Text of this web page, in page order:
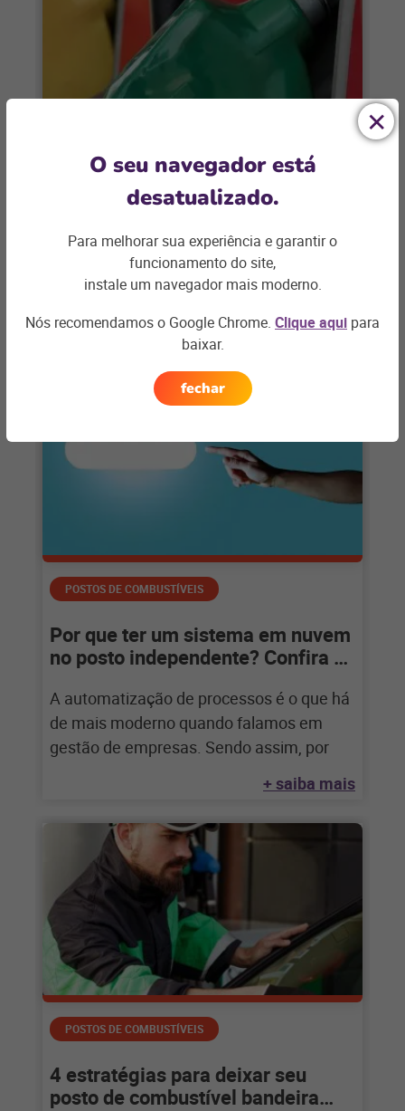
Postos são autorizados a vender
distribuidoras
Medida Provisória 1063/21, assinada pelo
governo federal no dia 11 de agosto de
POSTOS DE COMBUSTÍVEIS
Por que ter um sistema em nuvem
no posto independente? Confira as
A automatização de processos é o que há
de mais moderno quando falamos em
gestão de empresas. Sendo assim, por
+ saiba mais
POSTOS DE COMBUSTÍVEIS
4 estratégias para deixar seu
posto de combustível bandeira
O seu navegador está
desatualizado.
Para melhorar sua experiência e garantir o
funcionamento do site,
instale um navegador mais moderno.
Nós recomendamos o Google Chrome. Clique aqui para
baixar.
fechar